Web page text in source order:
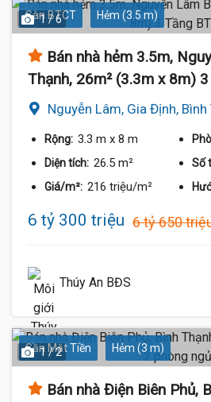
Sàn BTCT Hẻm (3.5 m)
1 / 6
Bán nhà hẻm 3.5m,
Thạnh, 26m² (3.3m x 8m)
Nguyễn Lâm, Gia Định, Bình
Rộng: 3.3 m x 8 m
Diện tích: 26.5 m² Số
Giá/m²: 216 triệu/m²
6 tỷ 300 triệu 6 tỷ 650
Thúy An BĐS
Gần Mặt Tiền Hẻm (3 m)
1 / 2
Bán nhà Điện Biên Phủ,